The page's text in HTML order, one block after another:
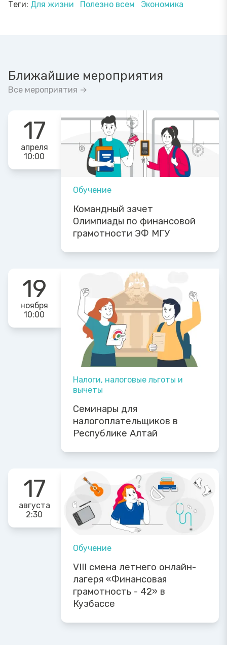
Теги: Для жизни Полезно всем Экономика
Ближайшие мероприятия
Все мероприятия →
17
апреля
10:00
Обучение
Командный зачет
Олимпиады по финансовой
грамотности ЭФ МГУ
19
ноября
10:00
Налоги, налоговые льготы и
вычеты
Семинары для
налогоплательщиков в
Республике Алтай
17
августа
2:30
Обучение
VIII смена летнего онлайн-
лагеря «Финансовая
грамотность - 42» в
Кузбассе